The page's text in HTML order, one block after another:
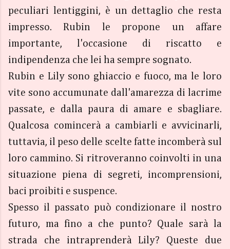
peculiari lentiggini, è un dettaglio che resta
impresso. Rubin le propone un affare
importante, l'occasione di riscatto e
indipendenza che lei ha sempre sognato.
Rubin e Lily sono ghiaccio e fuoco, ma le loro
vite sono accumunate dall'amarezza di lacrime
passate, e dalla paura di amare e sbagliare.
Qualcosa comincerà a cambiarli e avvicinarli,
tuttavia, il peso delle scelte fatte incomberà sul
loro cammino. Si ritroveranno coinvolti in una
situazione piena di segreti, incomprensioni,
baci proibiti e suspence.
Spesso il passato può condizionare il nostro
futuro, ma fino a che punto? Quale sarà la
strada che intraprenderà Lily? Queste due